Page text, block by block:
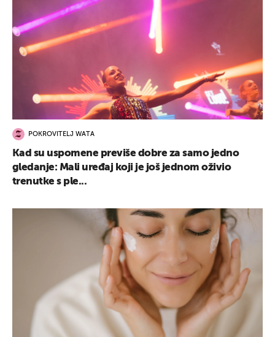
POKROVITELJ WATA
Kad su uspomene previše dobre za samo jedno
gledanje: Mali uređaj koji je još jednom oživio
trenutke s ple...
UKLJUČITE NOTIFIKACIJE